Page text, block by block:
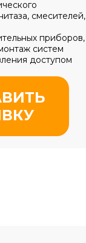
смесителей,
приборов,
систем
доступом